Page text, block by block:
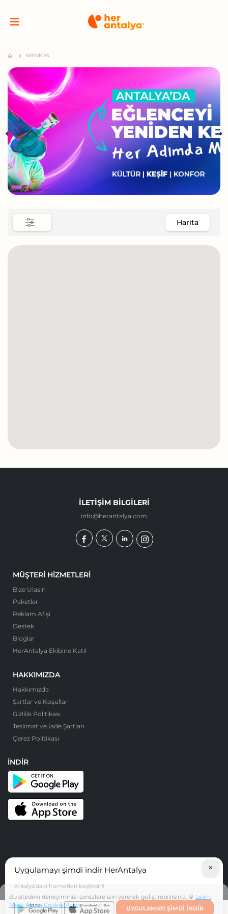
SERVICES
Harita
İLETIŞIM BILGILERI
info@herantalya.com
MÜŞTERI HIZMETLERI
Bize Ulaşın
Paketler
Reklam Afişi
Destek
Bloglar
HerAntalya Ekibine Katıl
HAKKIMIZDA
Hakkımızda
Şartlar ve Koşullar
Gizlilik Politikası
Teslimat ve İade Şartları
Çerez Politikası
İNDIR
© HerAntalya. 2026. Tüm Hakları Saklıdır
Uygulamayı şimdi indir HerAntalya
Antalya’daki hizmetleri keşfedin!
UYGULAMAYI ŞIMDI INDIR
×
Bu sitedeki deneyiminizi çerezlere izin vererek geliştirebilirsiniz. 🍪 Learn
More About Cookie Policy